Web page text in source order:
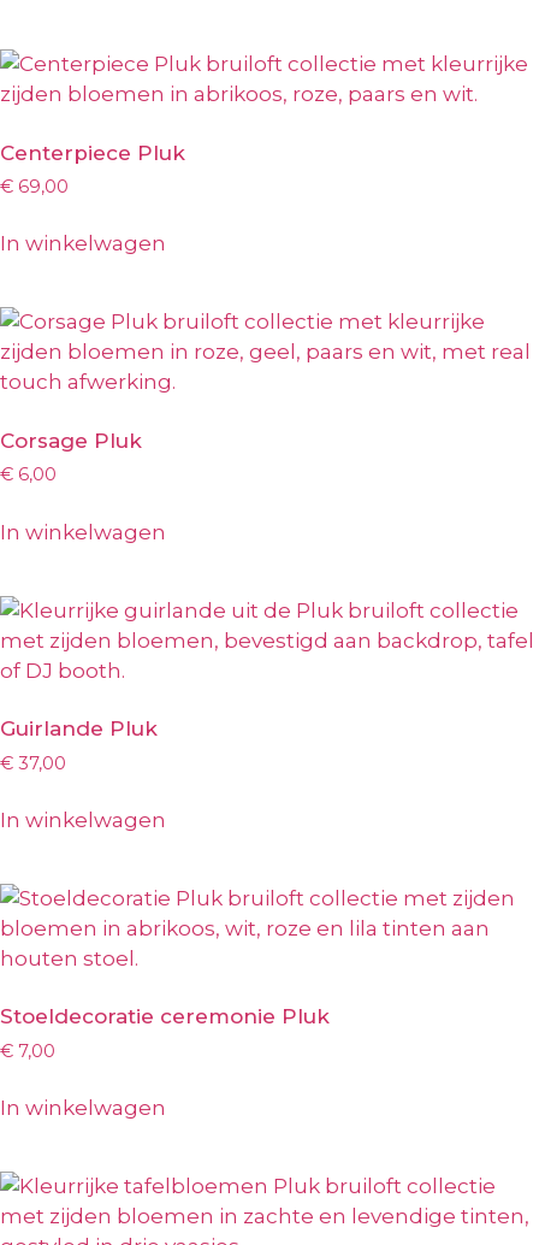
Centerpiece Pluk
€ 69,00
In winkelwagen
Corsage Pluk
€ 6,00
In winkelwagen
Guirlande Pluk
€ 37,00
In winkelwagen
Stoeldecoratie ceremonie Pluk
€ 7,00
In winkelwagen